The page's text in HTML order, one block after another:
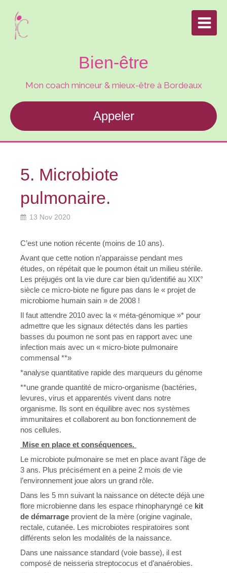
Bien-être
Mon coach minceur & mieux-être à Bordeaux
Appeler
5. Microbiote
pulmonaire.
13 Nov 2020
C’est une notion récente (moins de 10 ans).
Avant que cette notion n’apparaisse pendant mes
études, on répétait que le poumon était un milieu stérile.
Les préjugés ont la vie dure car bien qu’identifié au XIX°
siècle ce micro-biote ne figure pas dans le « projet de
microbiome humain sain » de 2008 !
Il faut attendre 2010 avec la « méta-génomique »* pour
admettre que les signaux détectés dans les parties
basses du poumon ne sont pas en rapport avec une
infection mais avec un « micro-biote pulmonaire
commensal **»
*analyse quantitative rapide des marqueurs du génome
**une grande quantité de micro-organisme (bactéries,
levures, virus et apparentés vivent dans notre
organisme. Ils sont en équilibre avec nos systèmes
immunitaires et collaborent au bon fonctionnement de
nos cellules.
Mise en place et conséquences.
Le microbiote pulmonaire se met en place avant l’âge de
3 ans. Plus précisément en a peine 2 mois de vie
l’environnement joue alors un grand rôle.
Dans les 5 mn suivant la naissance on détecte déjà une
flore microbienne dans les espace rhinopharyngé ce kit
de démarrage provient de la mère (origine vaginale,
rectale, cutanée. Les microbiotes respiratoires sont
différents selon les modalités de la naissance.
Dans une naissance standard (voie basse), il est
composé de neisseria streptococus et d’anaérobies.